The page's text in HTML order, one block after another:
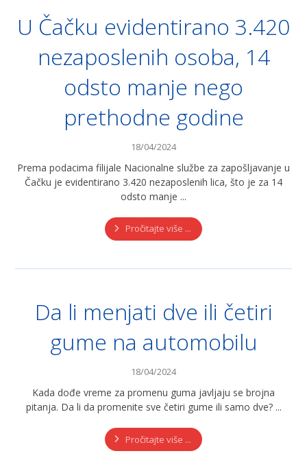
U Čačku evidentirano 3.420
nezaposlenih osoba, 14
odsto manje nego
prethodne godine
18/04/2024
Prema podacima filijale Nacionalne službe za zapošljavanje u
Čačku je evidentirano 3.420 nezaposlenih lica, što je za 14
odsto manje ...
Pročitajte više ...
Da li menjati dve ili četiri
gume na automobilu
18/04/2024
Kada dođe vreme za promenu guma javljaju se brojna
pitanja. Da li da promenite sve četiri gume ili samo dve? ...
Pročitajte više ...